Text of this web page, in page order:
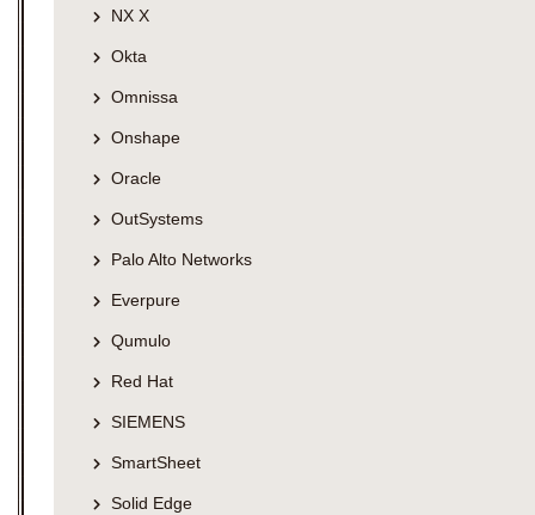
NX X
Okta
Omnissa
Onshape
Oracle
OutSystems
Palo Alto Networks
Everpure
Qumulo
Red Hat
SIEMENS
SmartSheet
Solid Edge